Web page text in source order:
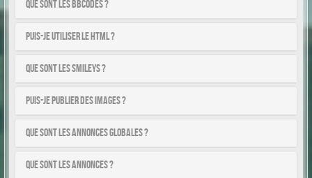
Que sont les BBCodes ?
Puis-je utiliser le HTML ?
Que sont les smileys ?
Puis-je publier des images ?
Que sont les annonces globales ?
Que sont les annonces ?